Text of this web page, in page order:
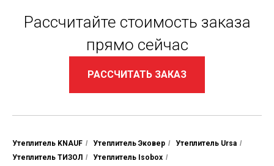
Рассчитайте стоимость заказа
прямо сейчас
РАССЧИТАТЬ ЗАКАЗ
Утеплитель KNAUF / Утеплитель Эковер / Утеплитель Ursa /
Утеплитель ТИЗОЛ / Утеплитель Isobox /